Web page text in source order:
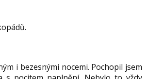
i bezesnými nocemi. Pochopil jsem